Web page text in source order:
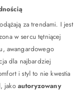
za trendami. I jest
w sercu tętniącej
awangardowego
dla najbardziej
i styl to nie kwestia
jako autoryzowany